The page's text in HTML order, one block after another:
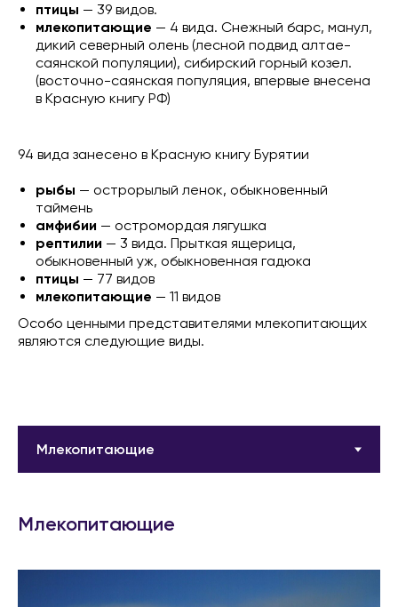
птицы — 39 видов.
млекопитающие — 4 вида. Снежный барс, манул,
дикий северный олень (лесной подвид алтае-
саянской популяции), сибирский горный козел.
(восточно-саянская популяция, впервые внесена
в Красную книгу РФ)
94 вида занесено в Красную книгу Бурятии
рыбы — острорылый ленок, обыкновенный
таймень
амфибии — остромордая лягушка
рептилии — 3 вида. Прыткая ящерица,
обыкновенный уж, обыкновенная гадюка
птицы — 77 видов
млекопитающие — 11 видов
Особо ценными представителями млекопитающих
являются следующие виды.
Млекопитающие